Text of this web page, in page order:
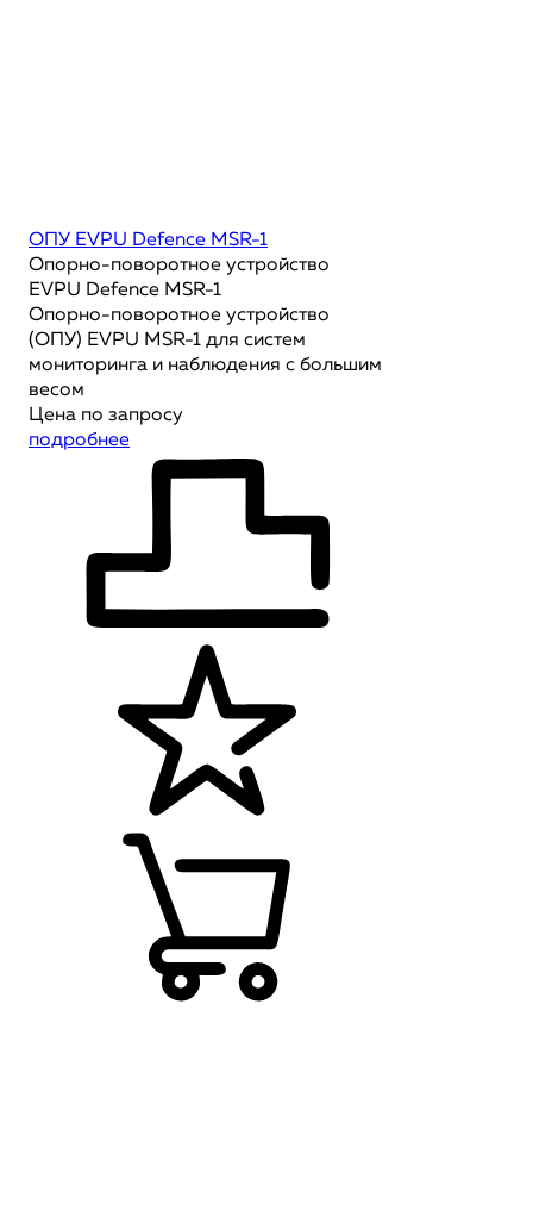
ОПУ EVPU Defence MSR-1
Опорно-поворотное устройство
EVPU Defence MSR-1
Опорно-поворотное устройство
(ОПУ) EVPU MSR-1 для систем
мониторинга и наблюдения с большим
весом
Цена по запросу
подробнее